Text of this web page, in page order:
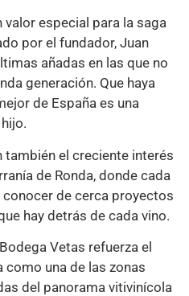
valor especial para la saga
por el fundador, Juan
añadas en las que no
generación. Que haya
de España es una
también el creciente interés
de Ronda, donde cada
de cerca proyectos
hay detrás de cada vino.
Vetas refuerza el
una de las zonas
del panorama vitivinícola